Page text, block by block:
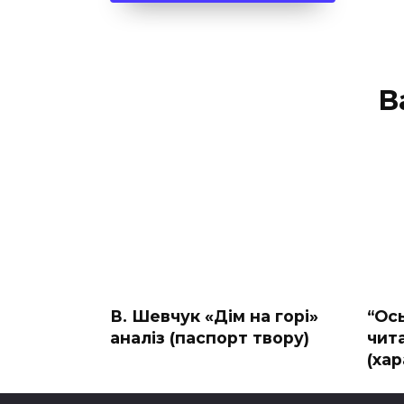
В. Шевчук «Дім на горі»
аналіз (паспорт твору)